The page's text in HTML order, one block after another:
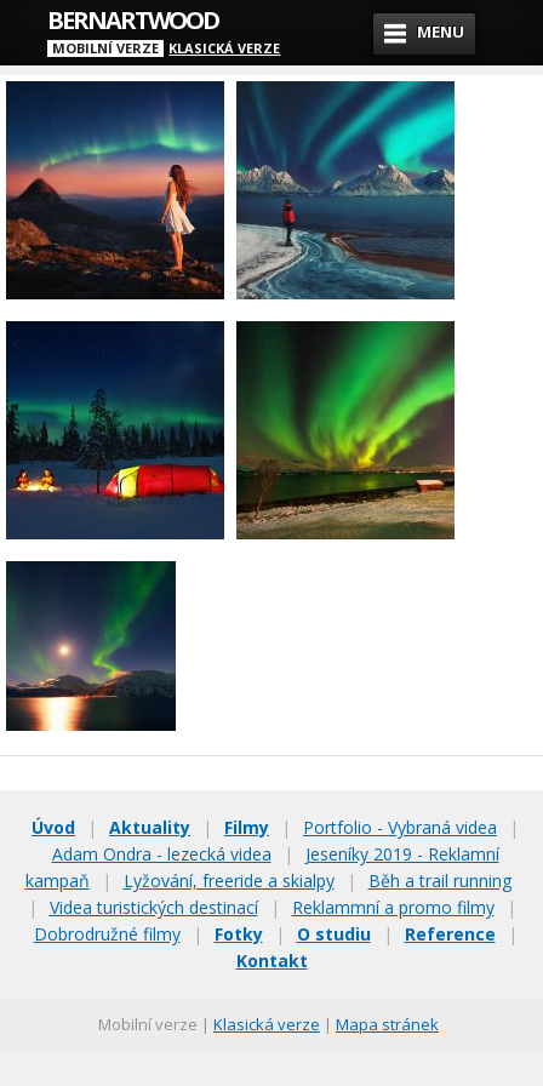
MENU
BERNARTWOOD
MOBILNÍ VERZE KLASICKÁ VERZE
Úvod | Aktuality | Filmy | Portfolio - Vybraná videa
|
Adam Ondra - lezecká videa
|
Jeseníky 2019 - Reklamní
kampaň
| Lyžování, freeride a skialpy |
Běh a trail running
|
Videa turistických destinací | Reklammní a promo filmy
|
Dobrodružné filmy
| Fotky | O studiu | Reference
|
Kontakt
Mobilní verze | Klasická verze | Mapa stránek